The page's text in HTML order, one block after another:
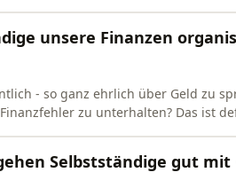
möchte hier auch persönliche
unsere Finanzen
- so ganz ehrlich über Geld zu
zu unterhalten? Das ist
Selbstständige gut mit